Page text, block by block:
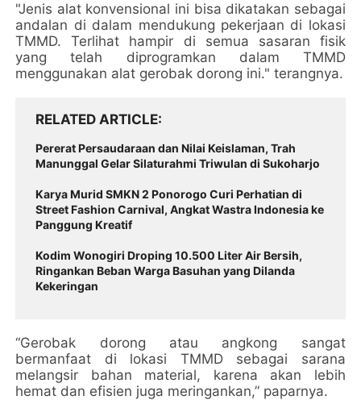
"Jenis alat konvensional ini bisa dikatakan sebagai
andalan di dalam mendukung pekerjaan di lokasi
TMMD. Terlihat hampir di semua sasaran fisik
yang telah diprogramkan dalam TMMD
menggunakan alat gerobak dorong ini." terangnya.
RELATED ARTICLE
Pererat Persaudaraan dan Nilai Keislaman, Trah
Manunggal Gelar Silaturahmi Triwulan di Sukoharjo
Karya Murid SMKN 2 Ponorogo Curi Perhatian di
Street Fashion Carnival, Angkat Wastra Indonesia ke
Panggung Kreatif
Kodim Wonogiri Droping 10.500 Liter Air Bersih,
Ringankan Beban Warga Basuhan yang Dilanda
Kekeringan
“Gerobak dorong atau angkong sangat
bermanfaat di lokasi TMMD sebagai sarana
melangsir bahan material, karena akan lebih
hemat dan efisien juga meringankan,” paparnya.